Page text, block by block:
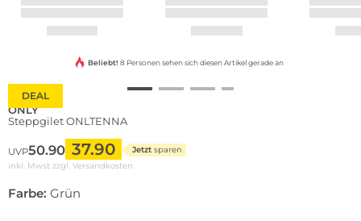
DEAL
Beliebt! 8 Personen sehen sich diesen Artikel gerade an
ONLY
Steppgilet ONLTENNA
UVP50.90 37.90 Jetzt sparen
inkl. Mwst zzgl. Versandkosten
Farbe: Grün